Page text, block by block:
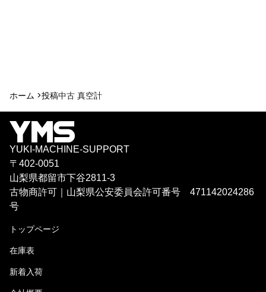
ホーム >投稿中古 真空計
YUKI-MACHINE-SUPPORT
〒402-0051
山梨県都留市下谷2811-3
古物商許可｜山梨県公安委員会許可番号 471142024286
号
トップページ
在庫表
新着入荷